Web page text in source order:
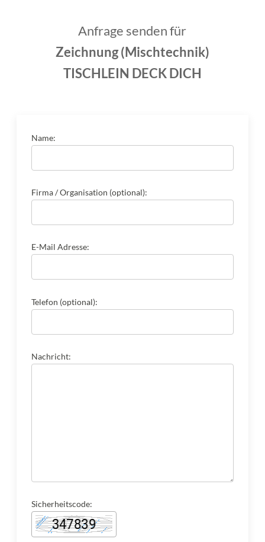
Anfrage senden für
Zeichnung (Mischtechnik)
TISCHLEIN DECK DICH
Name:
Firma / Organisation (optional):
E-Mail Adresse:
Telefon (optional):
Nachricht:
Sicherheitscode: